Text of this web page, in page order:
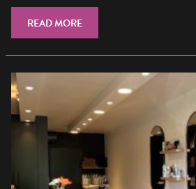
READ MORE